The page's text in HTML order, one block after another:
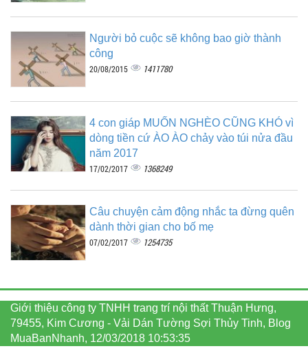
Người bỏ cuộc sẽ không bao giờ thành
công
20/08/2015 1411780
4 con giáp MUỐN NGHÈO CŨNG KHÓ vì
dòng tiền cứ ÀO ÀO chảy vào túi nửa đầu
năm 2017
17/02/2017 1368249
Câu chuyện cảm động nhắc ta đừng quên
dành thời gian cho bố mẹ
07/02/2017 1254735
Giới thiệu công ty TNHH trang trí nội thất Thuận Hưng,
79455, Kim Cương - Vải Dán Tường Sợi Thủy Tinh, Blog
MuaBanNhanh, 12/03/2018 10:53:35